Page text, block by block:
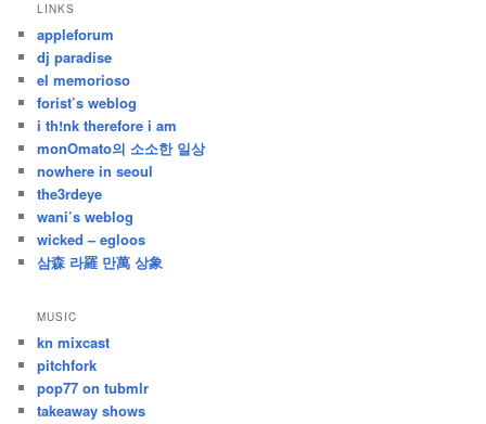
난
글
LINKS
appleforum
dj paradise
el memorioso
forist’s weblog
i th!nk therefore i am
monOmato의 소소한 일상
nowhere in seoul
the3rdeye
wani’s weblog
wicked – egloos
삼森 라羅 만萬 상象
MUSIC
kn mixcast
pitchfork
pop77 on tubmlr
takeaway shows